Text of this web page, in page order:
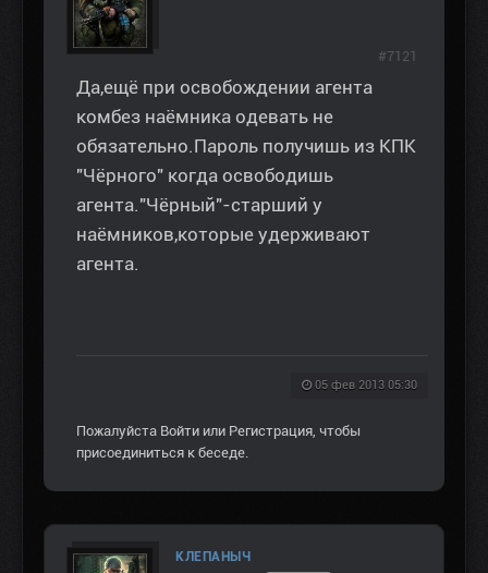
Да,ещё при освобождении агента
комбез наёмника одевать не
обязательно.Пароль получишь из КПК
"Чёрного" когда освободишь
агента."Чёрный"-старший у
наёмников,которые удерживают
агента.
05 фев 2013 05:30
#7121
Пожалуйста Войти или Регистрация, чтобы
присоединиться к беседе.
КЛЕПАНЫЧ